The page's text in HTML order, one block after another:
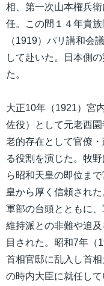
相、第一次山本権兵
任。この間１４年貴
（1919）パリ講和会
して赴いた。日本側
た。
大正10年（1921）宮
佐役）として元老西
老的存在として官僚
る役割を演じた。牧
ら昭和天皇の即位ま
皇から厚く信頼された
軍部の台頭とともに
維持派との非難や追
目された。昭和7年（
首相官邸に乱入し首
の時内大臣に就任し